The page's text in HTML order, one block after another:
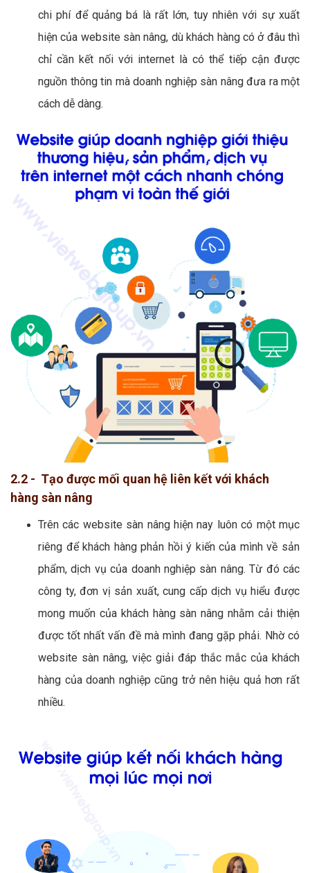
chi phí để quảng bá là rất lớn, tuy nhiên với sự xuất
hiện của website sàn nâng, dù khách hàng có ở đâu thì
chỉ cần kết nối với internet là có thể tiếp cận được
nguồn thông tin mà doanh nghiệp sàn nâng đưa ra một
cách dễ dàng.
2.2 - Tạo được mối quan hệ liên kết với khách
hàng sàn nâng
Trên các website sàn nâng hiện nay luôn có một mục
riêng để khách hàng phản hồi ý kiến của mình về sản
phẩm, dịch vụ của doanh nghiệp sàn nâng. Từ đó các
công ty, đơn vị sản xuất, cung cấp dịch vụ hiểu được
mong muốn của khách hàng sàn nâng nhằm cải thiện
được tốt nhất vấn đề mà mình đang gặp phải. Nhờ có
website sàn nâng, việc giải đáp thắc mắc của khách
hàng của doanh nghiệp cũng trở nên hiệu quả hơn rất
nhiều.